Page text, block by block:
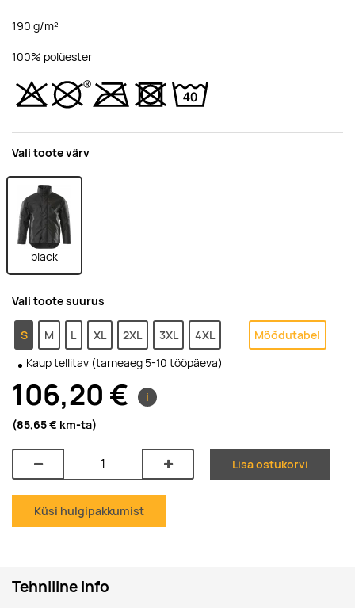
190 g/m²
100% polüester
Vali toote värv
black
Vali toote suurus
S M L XL 2XL 3XL 4XL Mõõdutabel
Kaup tellitav (tarneaeg 5-10 tööpäeva)
106,20 €
i
(85,65 € km-ta)
Lisa ostukorvi
Küsi hulgipakkumist
Tehniline info